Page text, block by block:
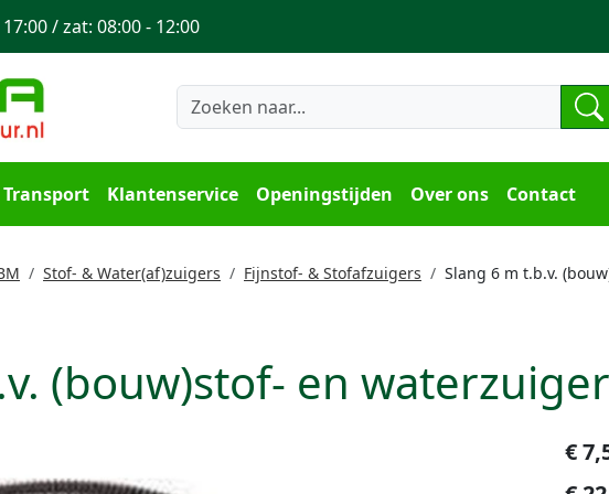
Transport Klantenservice Openingstijden Over ons Contact
/ zat: 08:00 - 12:00
Stof- & Water(af)zuigers Fijnstof- & Stofafzuigers
Slang 6 m t.b.v.
(bouw)stof- en waterzuiger
€